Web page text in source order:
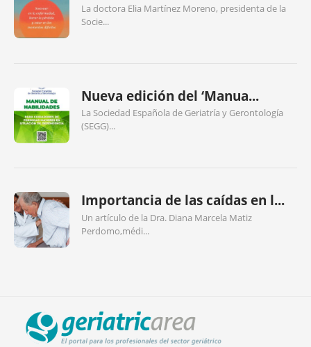
La doctora Elia Martínez Moreno, presidenta de la
Socie...
Nueva edición del ‘Manua...
La Sociedad Española de Geriatría y Gerontología
(SEGG)...
Importancia de las caídas en l...
Un artículo de la Dra. Diana Marcela Matiz
Perdomo,médi...